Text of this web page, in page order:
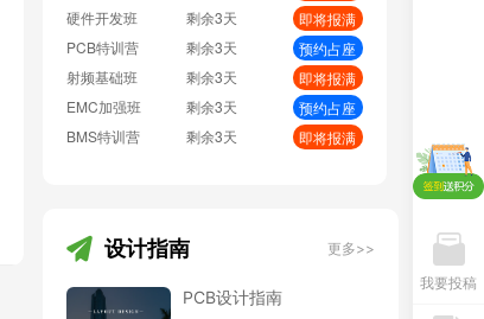
硬件开发班
剩余3天
即将报满
PCB特训营
剩余3天
预约占座
射频基础班
剩余3天
即将报满
EMC加强班
剩余3天
预约占座
BMS特训营
剩余3天 即将报满
设计指南 更多>>
PCB设计指南
我要投稿